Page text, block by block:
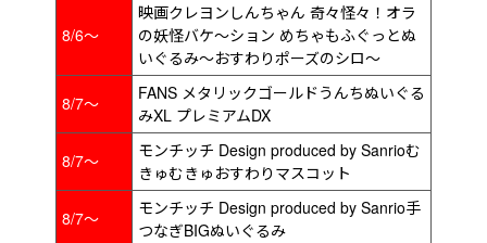
8/6～
映画クレヨンしんちゃん 奇々怪々！オラ
の妖怪バケ～ション めちゃもふぐっとぬ
いぐるみ～おすわりポーズのシロ～
8/7～
FANS メタリックゴールドうんちぬいぐる
みXL プレミアムDX
8/7～
モンチッチ Design produced by Sanrioむ
きゅむきゅおすわりマスコット
8/7～
モンチッチ Design produced by Sanrio手
つなぎBIGぬいぐるみ